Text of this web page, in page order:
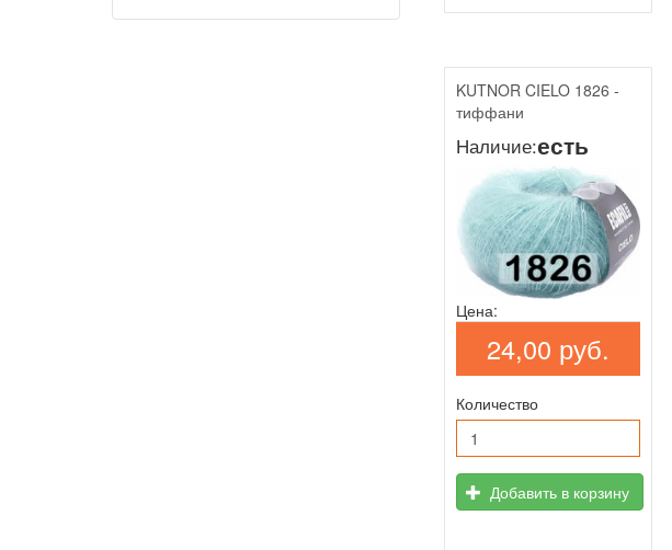
KUTNOR CIELO 1826 -
тиффани
Наличие:есть
Цена:
24,00 руб.
Количество
Добавить в корзину